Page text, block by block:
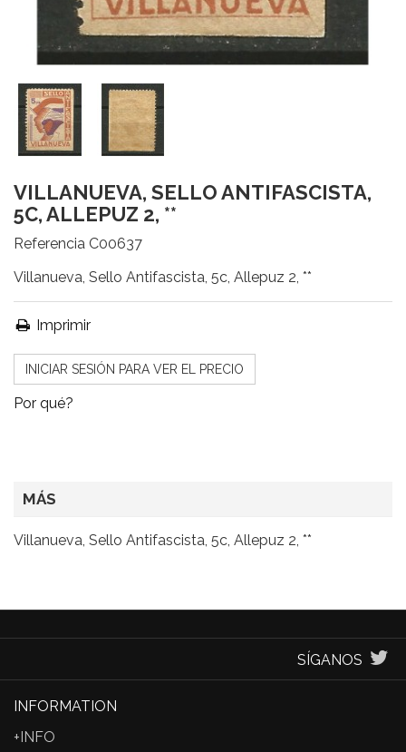
VILLANUEVA, SELLO ANTIFASCISTA,
5C, ALLEPUZ 2, **
Referencia C00637
Villanueva, Sello Antifascista, 5c, Allepuz 2, **
Imprimir
INICIAR SESIÓN PARA VER EL PRECIO
Por qué?
MÁS
Villanueva, Sello Antifascista, 5c, Allepuz 2, **
SÍGANOS
INFORMATION
+INFO